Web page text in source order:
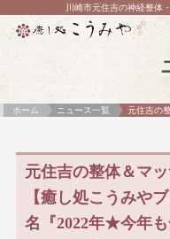
川崎市元住吉の神経整体
ホーム ニュース一覧 元住吉の
元住吉の整体＆マ
【癒し処こうみや
名『2022年★今年